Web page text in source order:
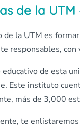
de la
de la UTM es
responsables,
de esta
Este instituto
más de 3,000
te